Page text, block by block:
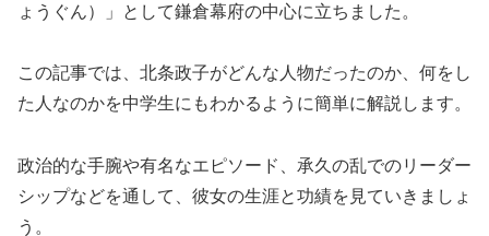
ょうぐん）」として鎌倉幕府の中心に立ちました。
この記事では、北条政子がどんな人物だったのか、何をし
た人なのかを中学生にもわかるように簡単に解説します。
政治的な手腕や有名なエピソード、承久の乱でのリーダー
シップなどを通して、彼女の生涯と功績を見ていきましょ
う。